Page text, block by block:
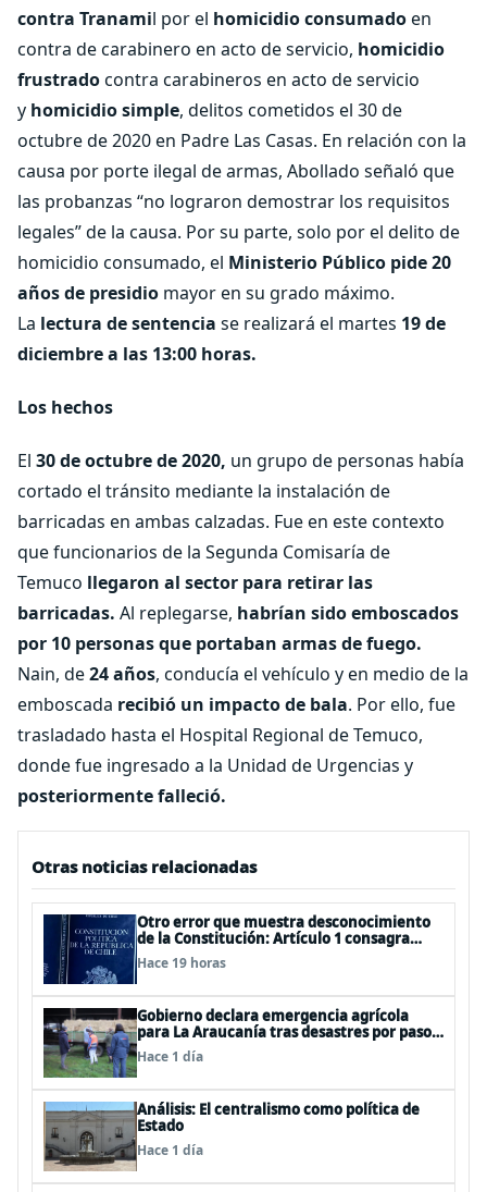
contra Tranamil por el homicidio consumadoen
contra de carabinero en acto de servicio, homicidio
frustradocontra carabineros en acto de servicio
y homicidio simple, delitos cometidos el 30 de
octubre de 2020 en Padre Las Casas. En relación con la
causa por porte ilegal de armas, Abollado señaló que
las probanzas “no lograron demostrar los requisitos
legales” de la causa. Por su parte, solo por el delito de
homicidio consumado, el Ministerio Público pide 20
años de presidio mayor en su grado máximo.
La lectura de sentencia se realizará el martes 19 de
diciembre a las 13:00 horas.
Los hechos
El 30 de octubre de 2020, un grupo de personas había
cortado el tránsito mediante la instalación de
barricadas en ambas calzadas. Fue en este contexto
que funcionarios de la Segunda Comisarí­a de
Temuco llegaron al sector para retirar las
barricadas. Al replegarse, habrían sido emboscados
por 10 personas que portaban armas de fuego.
Nain, de24 años, conducía el vehículo y en medio de la
emboscada recibió un impacto de bala. Por ello, fue
trasladado hasta el Hospital Regional de Temuco,
donde fue ingresado a la Unidad de Urgencias y
posteriormente falleció.
Otras noticias relacionadas
Otro error que muestra desconocimiento
de la Constitución: Artículo 1 consagra
resguardar la seguridad nacional y
proteger a los ciudadanos
Hace 19 horas
Gobierno declara emergencia agrícola
para La Araucanía tras desastres por pasos
de sistemas frontales
Hace 1 día
Análisis: El centralismo como política de
Estado
Hace 1 día